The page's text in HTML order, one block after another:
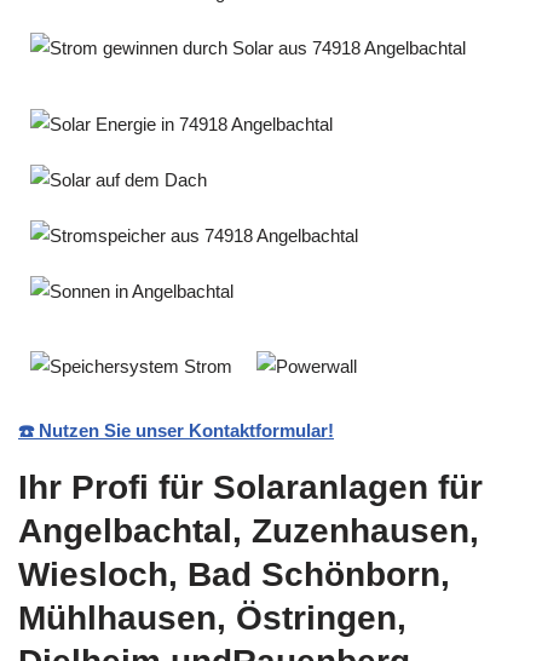
☎️ Nutzen Sie unser Kontaktformular!
Ihr Profi für Solaranlagen für
Angelbachtal, Zuzenhausen,
Wiesloch, Bad Schönborn,
Mühlhausen, Östringen,